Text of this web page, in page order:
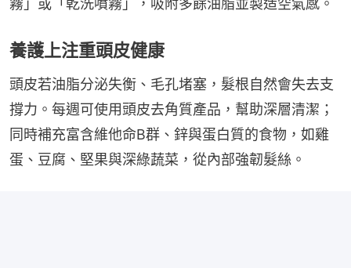
霧」或「乾洗噴霧」，吸附多餘油脂並製造空氣感。
養護上注重頭皮健康
頭皮若油脂分泌失衡、毛孔堵塞，髮根自然會失去支
撐力。每週可使用頭皮去角質產品，幫助深層清潔；
同時補充富含維他命B群、鋅與蛋白質的食物，如雞
蛋、豆腐、堅果與深綠蔬菜，從內部強韌髮絲。